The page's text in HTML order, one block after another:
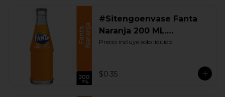
#Sitengoenvase Fanta
Naranja 200 ML.
Retornable
Precio incluye solo líquido
$0.35